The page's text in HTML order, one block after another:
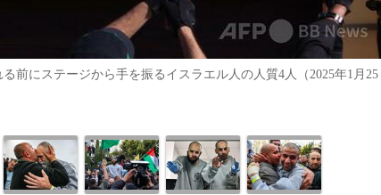
前にステージから手を振るイスラエル人の人質4人（2025年1月25